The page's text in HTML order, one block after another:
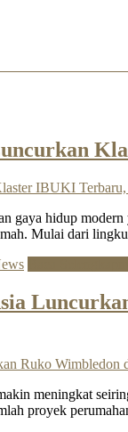
hidup modern
Mulai dari
meningkat
proyek